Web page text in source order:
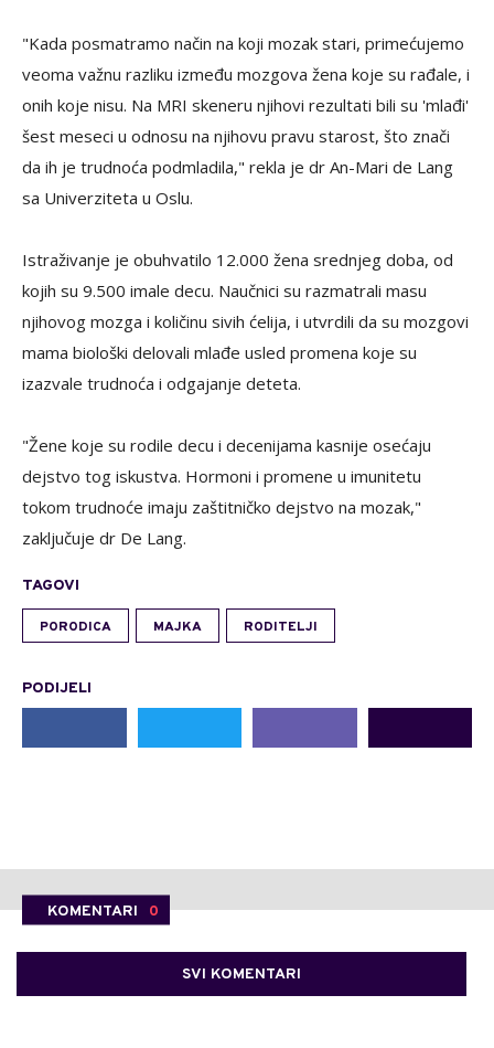
"Kada posmatramo način na koji mozak stari, primećujemo
veoma važnu razliku između mozgova žena koje su rađale, i
onih koje nisu. Na MRI skeneru njihovi rezultati bili su 'mlađi'
šest meseci u odnosu na njihovu pravu starost, što znači
da ih je trudnoća podmladila," rekla je dr An-Mari de Lang
sa Univerziteta u Oslu.
Istraživanje je obuhvatilo 12.000 žena srednjeg doba, od
kojih su 9.500 imale decu. Naučnici su razmatrali masu
njihovog mozga i količinu sivih ćelija, i utvrdili da su mozgovi
mama biološki delovali mlađe usled promena koje su
izazvale trudnoća i odgajanje deteta.
"Žene koje su rodile decu i decenijama kasnije osećaju
dejstvo tog iskustva. Hormoni i promene u imunitetu
tokom trudnoće imaju zaštitničko dejstvo na mozak,"
zaključuje dr De Lang.
TAGOVI
PORODICA MAJKA RODITELJI
PODIJELI
KOMENTARI 0
SVI KOMENTARI